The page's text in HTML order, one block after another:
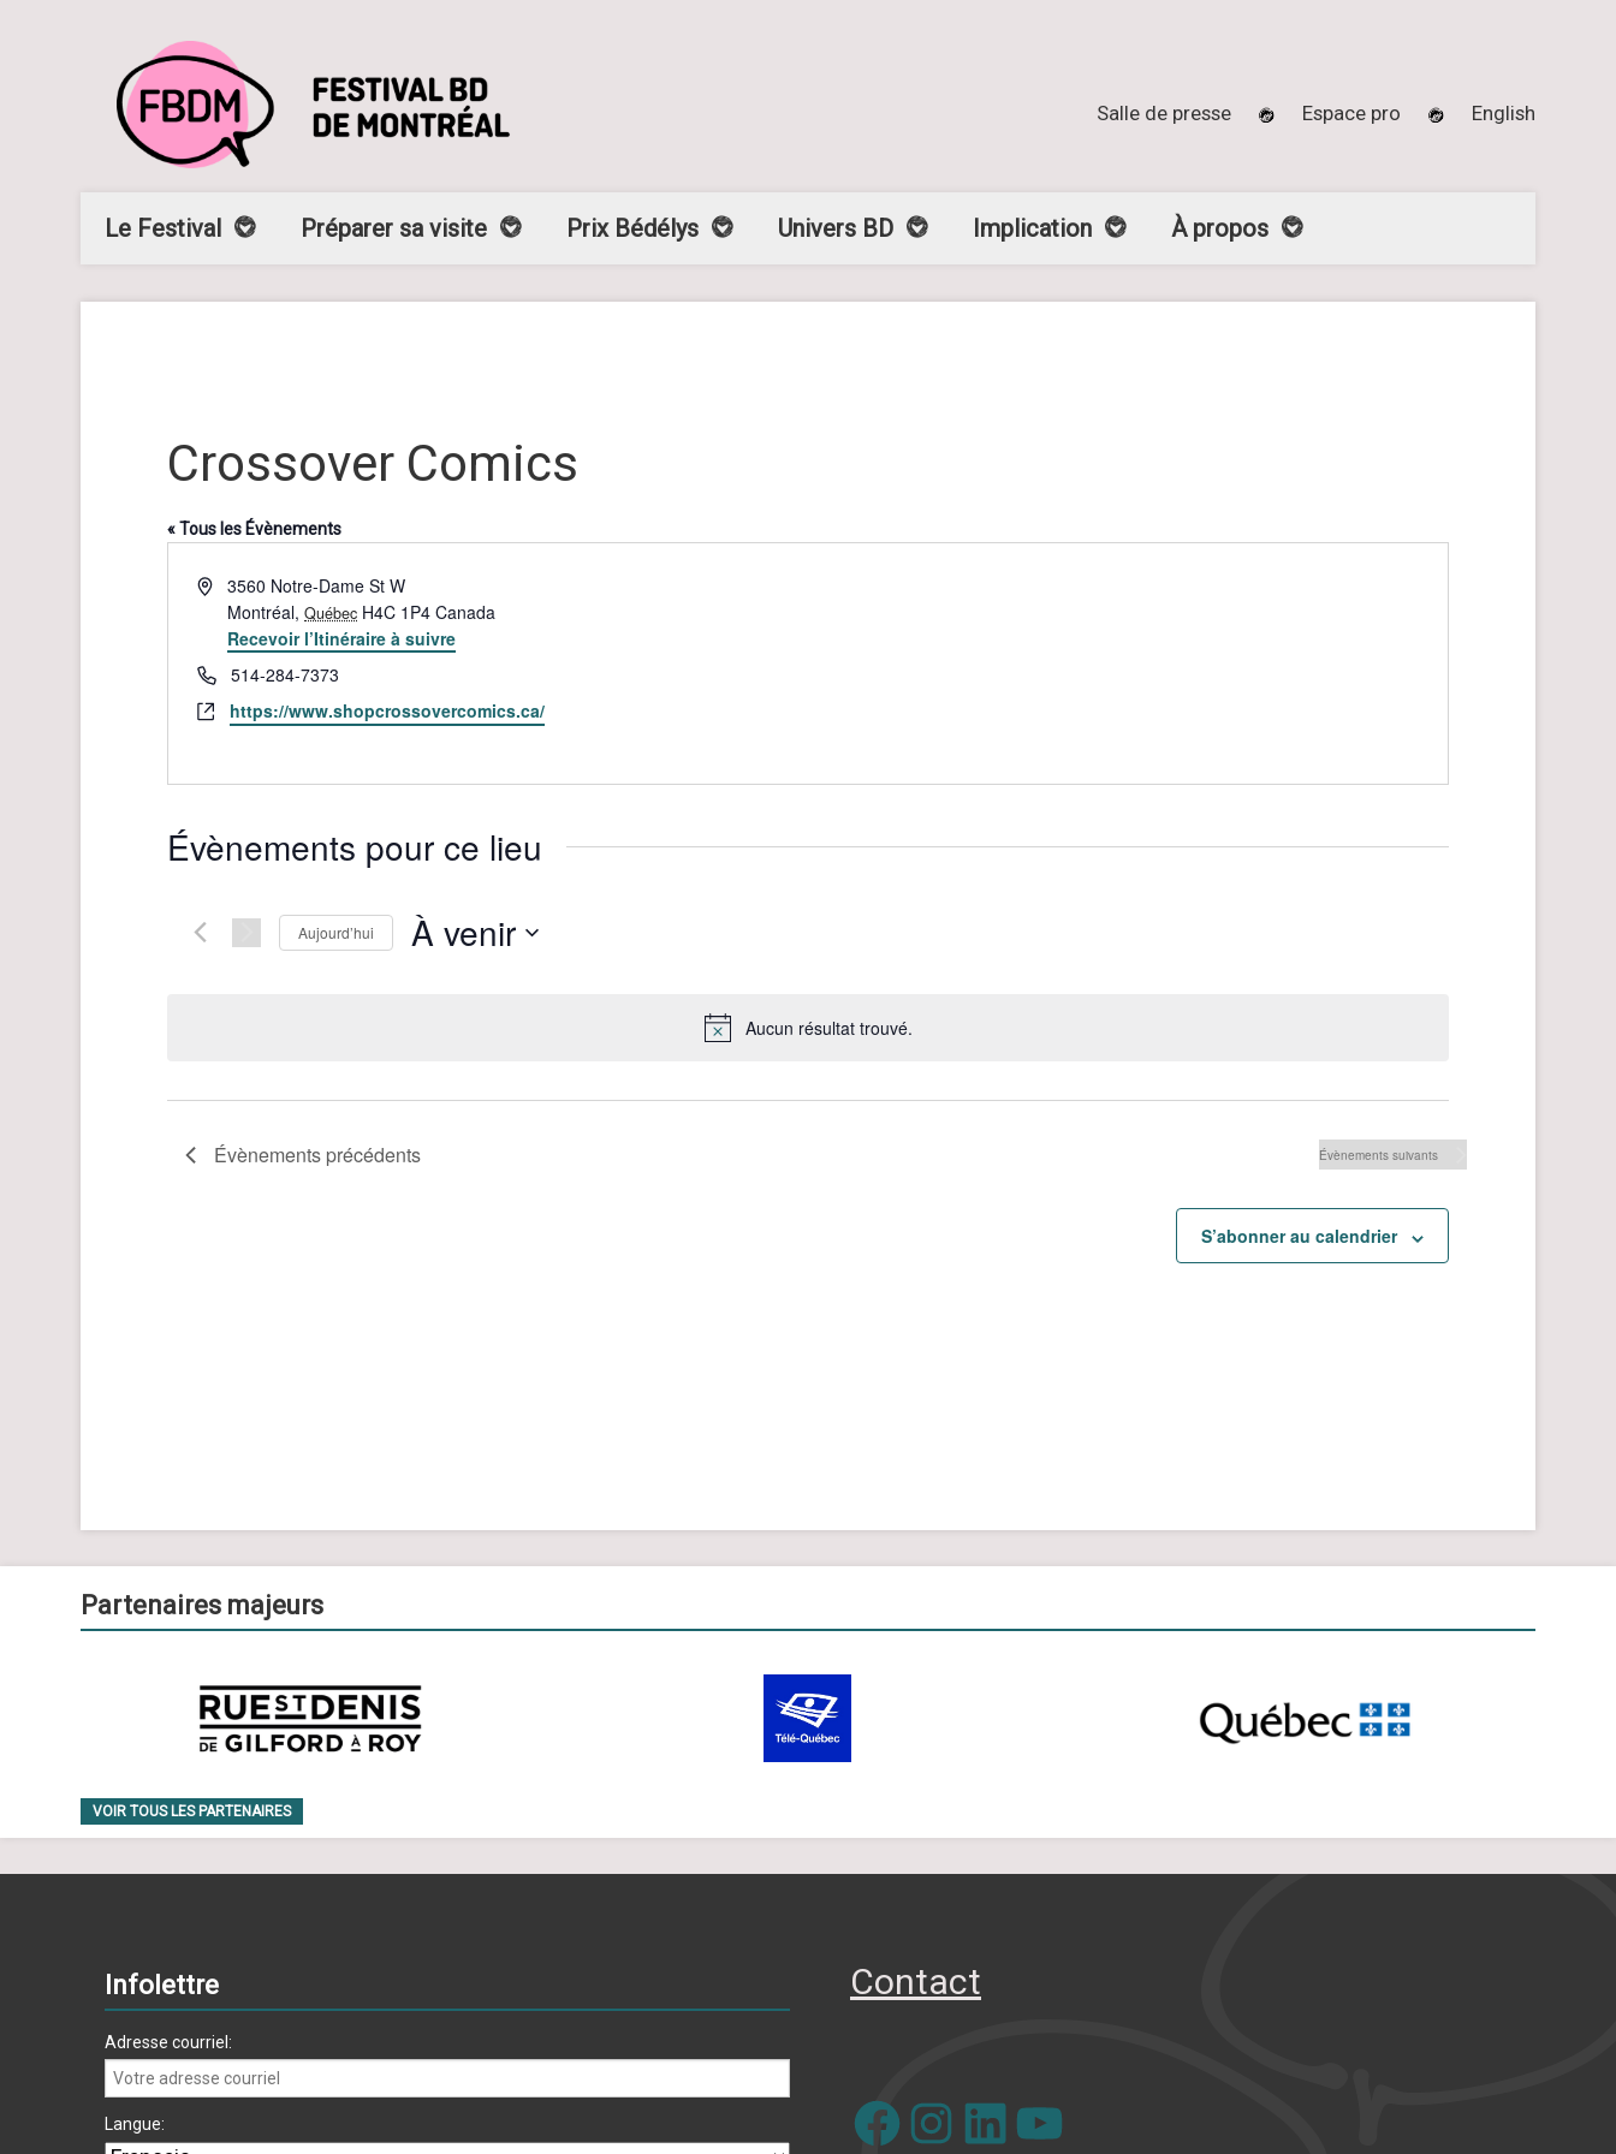
Salle de presse Espace pro English
Le Festival Préparer sa visite Prix Bédélys Univers BD Implication À propos
Notice
Aucun résultat trouvé.
Crossover Comics
« Tous les Évènements
Adresse3560 Notre-Dame St W
Montréal, Québec H4C 1P4 Canada
Recevoir l’Itinéraire à suivre
Téléphone
514-284-7373
Site
https://www.shopcrossovercomics.ca/
Évènements pour ce lieu
Aujourd’hui À venir
Évènements précédents Évènements suivants
S’abonner au calendrier
Partenaires majeurs
VOIR TOUS LES PARTENAIRES
Infolettre
Adresse courriel:
Langue:
Contact
FacebookInstagramLinkedIn YouTube